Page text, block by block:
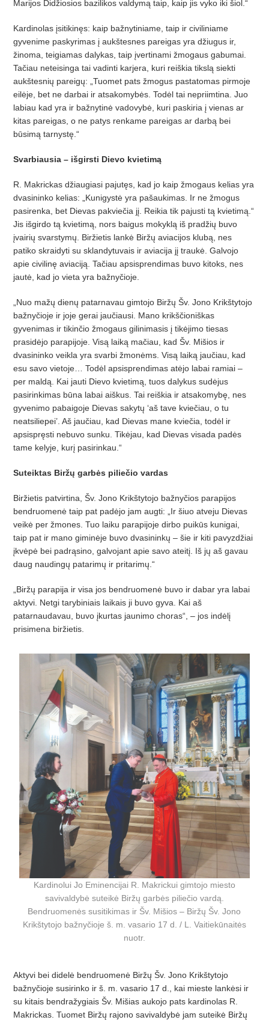
Marijos Didžiosios bazilikos valdymą taip, kaip jis vyko iki šiol.“
Kardinolas įsitikinęs: kaip bažnytiniame, taip ir civiliniame
gyvenime paskyrimas į aukštesnes pareigas yra džiugus ir,
žinoma, teigiamas dalykas, taip įvertinami žmogaus gabumai.
Tačiau neteisinga tai vadinti karjera, kuri reiškia tikslą siekti
aukštesnių pareigų: „Tuomet pats žmogus pastatomas pirmoje
eilėje, bet ne darbai ir atsakomybės. Todėl tai nepriimtina. Juo
labiau kad yra ir bažnytinė vadovybė, kuri paskiria į vienas ar
kitas pareigas, o ne patys renkame pareigas ar darbą bei
būsimą tarnystę.“
Svarbiausia – išgirsti Dievo kvietimą
R. Makrickas džiaugiasi pajutęs, kad jo kaip žmogaus kelias yra
dvasininko kelias: „Kunigystė yra pašaukimas. Ir ne žmogus
pasirenka, bet Dievas pakviečia jį. Reikia tik pajusti tą kvietimą.“
Jis išgirdo tą kvietimą, nors baigus mokyklą iš pradžių buvo
įvairių svarstymų. Biržietis lankė Biržų aviacijos klubą, nes
patiko skraidyti su sklandytuvais ir aviacija jį traukė. Galvojo
apie civilinę aviaciją. Tačiau apsisprendimas buvo kitoks, nes
jautė, kad jo vieta yra bažnyčioje.
„Nuo mažų dienų patarnavau gimtojo Biržų Šv. Jono Krikštytojo
bažnyčioje ir joje gerai jaučiausi. Mano krikščioniškas
gyvenimas ir tikinčio žmogaus gilinimasis į tikėjimo tiesas
prasidėjo parapijoje. Visą laiką mačiau, kad Šv. Mišios ir
dvasininko veikla yra svarbi žmonėms. Visą laiką jaučiau, kad
esu savo vietoje… Todėl apsisprendimas atėjo labai ramiai –
per maldą. Kai jauti Dievo kvietimą, tuos dalykus sudėjus
pasirinkimas būna labai aiškus. Tai reiškia ir atsakomybę, nes
gyvenimo pabaigoje Dievas sakytų ‘aš tave kviečiau, o tu
neatsiliepei’. Aš jaučiau, kad Dievas mane kviečia, todėl ir
apsispręsti nebuvo sunku. Tikėjau, kad Dievas visada padės
tame kelyje, kurį pasirinkau.“
Suteiktas Biržų garbės piliečio vardas
Biržietis patvirtina, Šv. Jono Krikštytojo bažnyčios parapijos
bendruomenė taip pat padėjo jam augti: „Ir šiuo atveju Dievas
veikė per žmones. Tuo laiku parapijoje dirbo puikūs kunigai,
taip pat ir mano giminėje buvo dvasininkų – šie ir kiti pavyzdžiai
įkvėpė bei padrąsino, galvojant apie savo ateitį. Iš jų aš gavau
daug naudingų patarimų ir pritarimų.“
„Biržų parapija ir visa jos bendruomenė buvo ir dabar yra labai
aktyvi. Netgi tarybiniais laikais ji buvo gyva. Kai aš
patarnaudavau, buvo įkurtas jaunimo choras“, – jos indėlį
prisimena biržietis.
Kardinolui Jo Eminencijai R. Makrickui gimtojo miesto
savivaldybė suteikė Biržų garbės piliečio vardą.
Bendruomenės susitikimas ir Šv. Mišios – Biržų Šv. Jono
Krikštytojo bažnyčioje š. m. vasario 17 d. / L. Vaitiekūnaitės
nuotr.
Aktyvi bei didelė bendruomenė Biržų Šv. Jono Krikštytojo
bažnyčioje susirinko ir š. m. vasario 17 d., kai mieste lankėsi ir
su kitais bendražygiais Šv. Mišias aukojo pats kardinolas R.
Makrickas. Tuomet Biržų rajono savivaldybė jam suteikė Biržų